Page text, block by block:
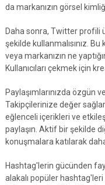
da markanızın görsel
Daha sonra, Twitter profili
şekilde kullanmalısınız. Bu
veya markanızın ne
Kullanıcıları çekmek için
Paylaşımlarınızda özgün
Takipçilerinize değer
eğlenceli içerikleri ve
paylaşın. Aktif bir şekilde
konuşmalara katılarak
Hashtag'lerin gücünden
alakalı popüler